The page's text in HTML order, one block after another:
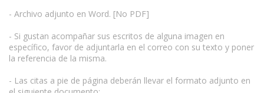
- Archivo adjunto en Word. [No PDF]
- Si gustan acompañar sus escritos de alguna imagen en
específico, favor de adjuntarla en el correo con su texto y poner
la referencia de la misma.
- Las citas a pie de página deberán llevar el formato adjunto en